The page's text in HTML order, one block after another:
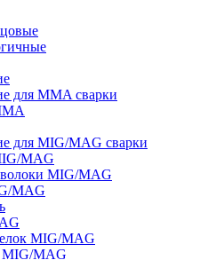
для MMA сварки
для MIG/MAG сварки
MAG
MIG/MAG
MAG
MIG/MAG
MAG